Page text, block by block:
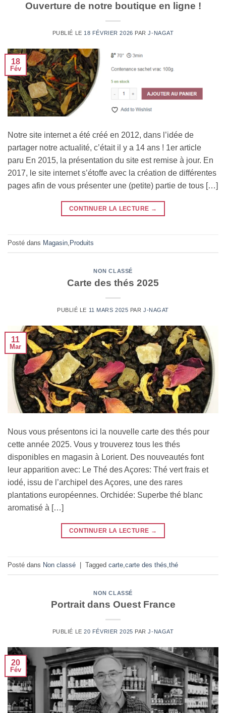
Ouverture de notre boutique en ligne !
PUBLIÉ LE18 FÉVRIER 2026 PARJ-NAGAT
18
Fév
Notre site internet a été créé en 2012, dans l’idée de
partager notre actualité, c’était il y a 14 ans ! 1er article
paru En 2015, la présentation du site est remise à jour. En
2017, le site internet s’étoffe avec la création de différentes
pages afin de vous présenter une (petite) partie de tous […]
CONTINUER LA LECTURE →
Posté dans Magasin, Produits
NON CLASSÉ
Carte des thés 2025
PUBLIÉ LE 11 MARS 2025 PARJ-NAGAT
11
Mar
Nous vous présentons ici la nouvelle carte des thés pour
cette année 2025. Vous y trouverez tous les thés
disponibles en magasin à Lorient. Des nouveautés font
leur apparition avec: Le Thé des Açores: Thé vert frais et
iodé, issu de l’archipel des Açores, une des rares
plantations européennes. Orchidée: Superbe thé blanc
aromatisé à […]
CONTINUER LA LECTURE →
Posté dans Non classé Tagged carte carte des thés thé
NON CLASSÉ
Portrait dans Ouest France
PUBLIÉ LE20 FÉVRIER 2025 PARJ-NAGAT
20
Fév